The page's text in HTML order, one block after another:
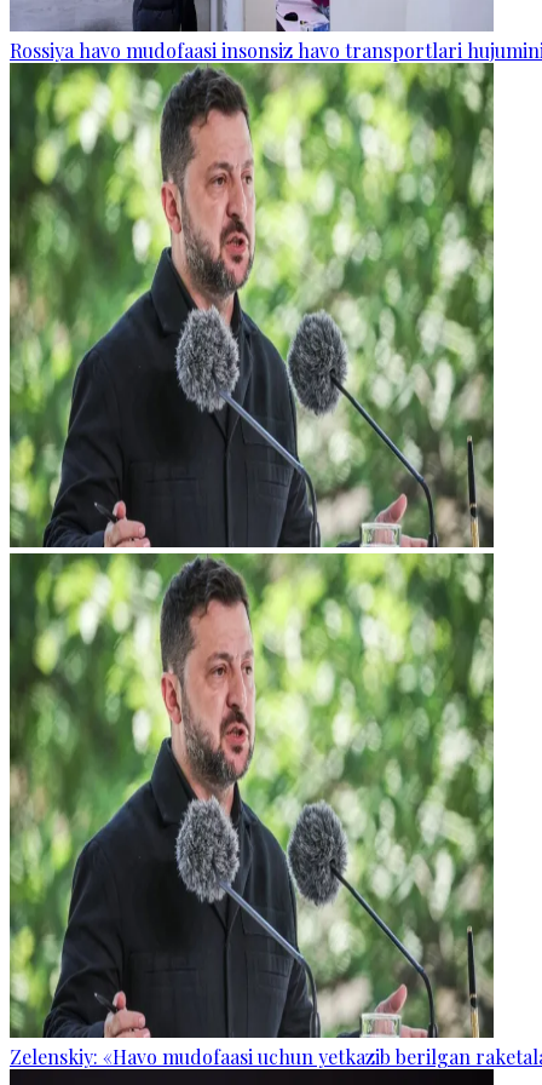
Rossiya havo mudofaasi insonsiz havo transportlari
Zelenskiy: «Havo mudofaasi uchun yetkazib berilgan